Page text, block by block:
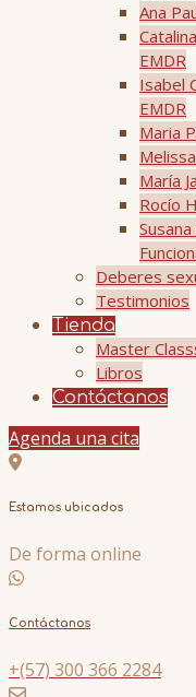
Ana
EMDR
Isabel
EMDR
Maria
María
Rocío
Deberes
Testimonios
Tienda
Master
Libros
Contáctanos
Agenda una cita
Estamos ubicados
De forma online
Contáctanos
+(57) 300 366 2284